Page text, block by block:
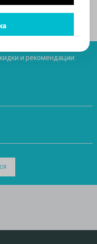
и рекомендации: